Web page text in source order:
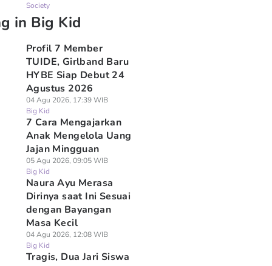
Society
in Big Kid
Profil 7 Member
TUIDE, Girlband Baru
HYBE Siap Debut 24
Agustus 2026
04 Agu 2026, 17:39 WIB
Big Kid
7 Cara Mengajarkan
Anak Mengelola Uang
Jajan Mingguan
05 Agu 2026, 09:05 WIB
Big Kid
Naura Ayu Merasa
Dirinya saat Ini Sesuai
dengan Bayangan
Masa Kecil
04 Agu 2026, 12:08 WIB
Big Kid
Tragis, Dua Jari Siswa